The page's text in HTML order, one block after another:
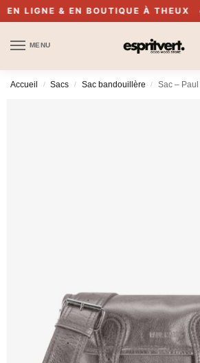
& EN BOUTIQUE À THEUX 🔥
MENU
Accueil / Sacs / Sac bandouillère / Sac – Paul